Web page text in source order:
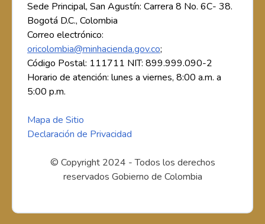
Sede Principal, San Agustín: Carrera 8 No. 6C- 38.
Bogotá D.C., Colombia
Correo electrónico:
oricolombia@minhacienda.gov.co;
Código Postal: 111711 NIT: 899.999.090-2
Horario de atención: lunes a viernes, 8:00 a.m. a
5:00 p.m.
Mapa de Sitio
Declaración de Privacidad
© Copyright 2024 - Todos los derechos
reservados Gobierno de Colombia